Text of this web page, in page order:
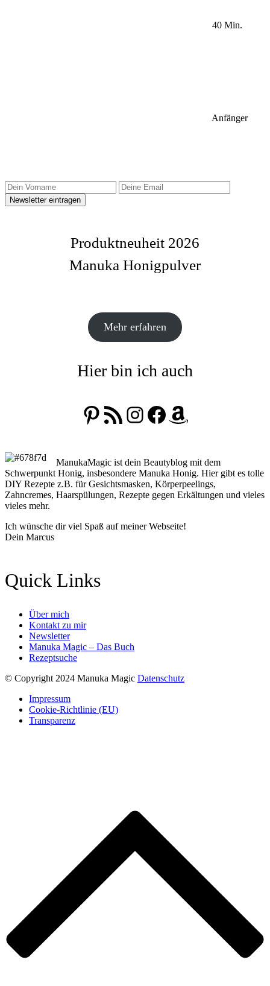
40 Min.
Anfänger
Produktneuheit 2026
Manuka Honigpulver
Mehr erfahren
Hier bin ich auch
Pinterest
RSS-FeedInstagram
Facebook
Amazon
ManukaMagic ist dein Beautyblog mit dem
Schwerpunkt Honig, insbesondere Manuka Honig. Hier gibt es tolle
DIY Rezepte z.B. für Gesichtsmasken, Körperpeelings,
Zahncremes, Haarspülungen, Rezepte gegen Erkältungen und vieles
vieles mehr.
Ich wünsche dir viel Spaß auf meiner Webseite!
Dein Marcus
Quick Links
Über mich
Kontakt zu mir
Newsletter
Manuka Magic – Das Buch
Rezeptsuche
© Copyright 2024 Manuka Magic Datenschutz
Impressum
Cookie-Richtlinie (EU)
Transparenz